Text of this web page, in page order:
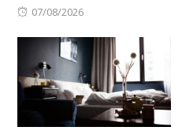
Posted
07/08/2026